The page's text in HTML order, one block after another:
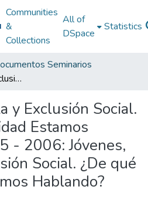
Communities
&
Collections
All of
DSpace
Statistics
Seminarios
Jóvenes, Escuela y Exclusión Social. ¿De qué Visibilidad Estamos Hablando? 2005 - 2006: Jóvenes, Escuela y Exclusión Social. ¿De qué Visibilidad Estamos Hablando? 2005 - 2006
y Exclusión Social.
Estamos
- 2006: Jóvenes,
Social. ¿De qué
Hablando?